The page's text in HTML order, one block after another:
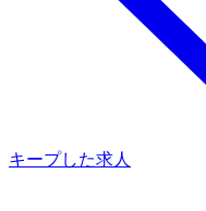
キープした求人